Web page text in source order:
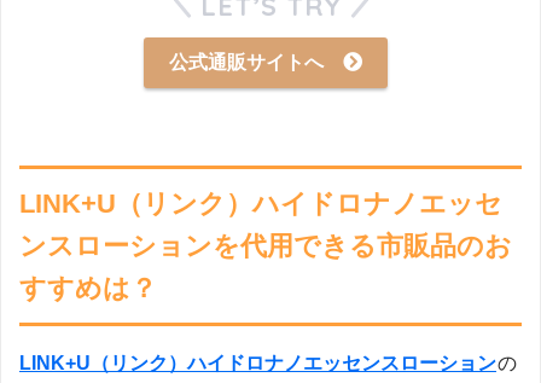
公式通販サイトへ
LINK+U（リンク）ハイドロナノエッセ
ンスローションを代用できる市販品のお
すすめは？
LINK+U（リンク）ハイドロナノエッセンスローションの